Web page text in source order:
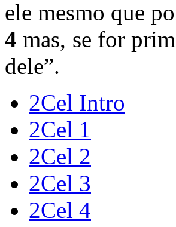
ele mesmo que
4 mas, se for
dele”.
2Cel Intro
2Cel 1
2Cel 2
2Cel 3
2Cel 4